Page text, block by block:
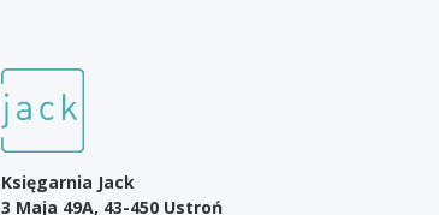
Księgarnia Jack
3 Maja 49A, 43-450 Ustroń